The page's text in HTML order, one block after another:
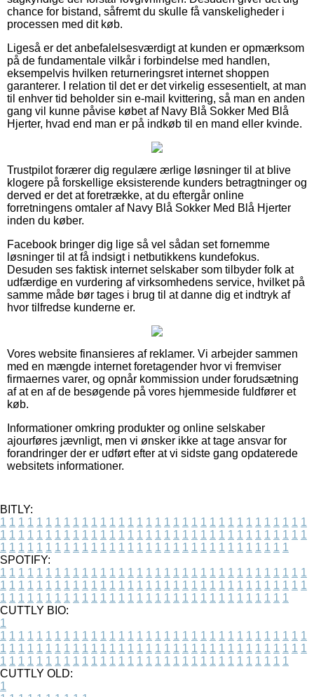
chance for bistand, såfremt du skulle få vanskeligheder i
processen med dit køb.
Ligeså er det anbefalelsesværdigt at kunden er opmærksom
på de fundamentale vilkår i forbindelse med handlen,
eksempelvis hvilken returneringsret internet shoppen
garanterer. I relation til det er det virkelig essesentielt, at man
til enhver tid beholder sin e-mail kvittering, så man en anden
gang vil kunne påvise købet af Navy Blå Sokker Med Blå
Hjerter, hvad end man er på indkøb til en mand eller kvinde.
Trustpilot forærer dig regulære ærlige løsninger til at blive
klogere på forskellige eksisterende kunders betragtninger og
derved er det at foretrække, at du eftergår online
forretningens omtaler af Navy Blå Sokker Med Blå Hjerter
inden du køber.
Facebook bringer dig lige så vel sådan set fornemme
løsninger til at få indsigt i netbutikkens kundefokus.
Desuden ses faktisk internet selskaber som tilbyder folk at
udfærdige en vurdering af virksomhedens service, hvilket på
samme måde bør tages i brug til at danne dig et indtryk af
hvor tilfredse kunderne er.
Vores website finansieres af reklamer. Vi arbejder sammen
med en mængde internet foretagender hvor vi fremviser
firmaernes varer, og opnår kommission under forudsætning
af at en af de besøgende på vores hjemmeside fuldfører et
køb.
Informationer omkring produkter og online selskaber
ajourføres jævnligt, men vi ønsker ikke at tage ansvar for
forandringer der er udført efter at vi sidste gang opdaterede
websitets informationer.
BITLY:
1 1 1 1 1 1 1 1 1 1 1 1 1 1 1 1 1 1 1 1 1 1 1 1 1 1 1 1 1 1 1 1 1 1
1 1 1 1 1 1 1 1 1 1 1 1 1 1 1 1 1 1 1 1 1 1 1 1 1 1 1 1 1 1 1 1 1 1
1 1 1 1 1 1 1 1 1 1 1 1 1 1 1 1 1 1 1 1 1 1 1 1 1 1 1 1 1 1 1 1
SPOTIFY:
1 1 1 1 1 1 1 1 1 1 1 1 1 1 1 1 1 1 1 1 1 1 1 1 1 1 1 1 1 1 1 1 1 1
1 1 1 1 1 1 1 1 1 1 1 1 1 1 1 1 1 1 1 1 1 1 1 1 1 1 1 1 1 1 1 1 1 1
1 1 1 1 1 1 1 1 1 1 1 1 1 1 1 1 1 1 1 1 1 1 1 1 1 1 1 1 1 1 1 1
CUTTLY BIO:
1
1 1 1 1 1 1 1 1 1 1 1 1 1 1 1 1 1 1 1 1 1 1 1 1 1 1 1 1 1 1 1 1 1 1
1 1 1 1 1 1 1 1 1 1 1 1 1 1 1 1 1 1 1 1 1 1 1 1 1 1 1 1 1 1 1 1 1 1
1 1 1 1 1 1 1 1 1 1 1 1 1 1 1 1 1 1 1 1 1 1 1 1 1 1 1 1 1 1 1 1
CUTTLY OLD:
1